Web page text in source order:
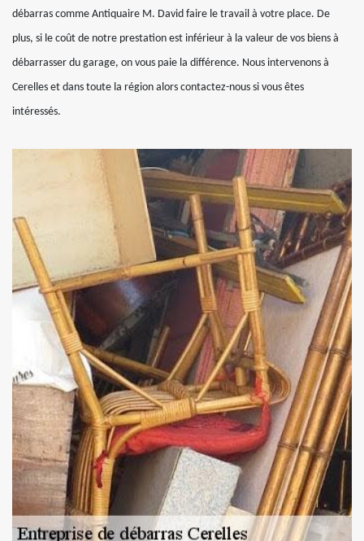
débarras comme Antiquaire M. David faire le travail à votre place. De
plus, si le coût de notre prestation est inférieur à la valeur de vos biens à
débarrasser du garage, on vous paie la différence. Nous intervenons à
Cerelles et dans toute la région alors contactez-nous si vous êtes
intéressés.